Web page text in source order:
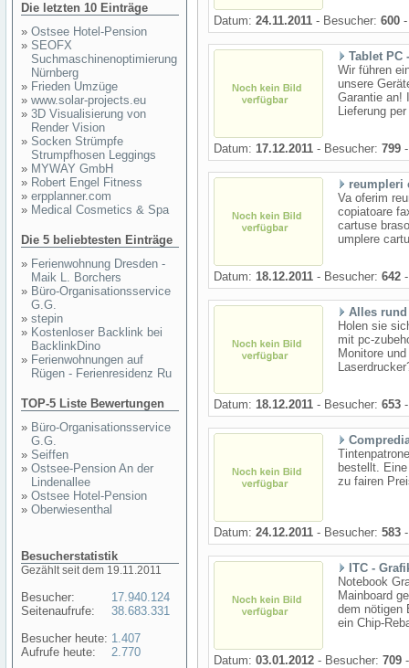
Die letzten 10 Einträge
» Ostsee Hotel-Pension
» SEOFX
Suchmaschinenoptimierung
Nürnberg
» Frieden Umzüge
» www.solar-projects.eu
» 3D Visualisierung von
Render Vision
» Socken Strümpfe
Strumpfhosen Leggings
» MYWAY GmbH
» Robert Engel Fitness
» erpplanner.com
» Medical Cosmetics & Spa
Die 5 beliebtesten Einträge
» Ferienwohnung Dresden -
Maik L. Borchers
» Büro-Organisationsservice
G.G.
» stepin
» Kostenloser Backlink bei
BacklinkDino
» Ferienwohnungen auf
Rügen - Ferienresidenz Ru
TOP-5 Liste Bewertungen
» Büro-Organisationsservice
G.G.
» Seiffen
» Ostsee-Pension An der
Lindenallee
» Ostsee Hotel-Pension
» Oberwiesenthal
Besucherstatistik
Gezählt seit dem 19.11.2011
Besucher:
Seitenaufrufe:
Besucher heute:
Aufrufe heute:
17.940.124
38.683.331
1.407
2.770
Datum: 24.11.2011 - Besucher: 600
Tablet PC
Wir führen
unsere
Garantie an!
Lieferung
Datum: 17.12.2011 - Besucher: 799
reumpleri
Va oferim
copiatoare
cartuse
umplere
Datum: 18.12.2011 - Besucher: 642
Alles rund
Holen sie
mit pc-
Monitore
Datum: 18.12.2011 - Besucher: 653
bestellt.
zu fairen
Datum: 24.12.2011 - Besucher: 583
ITC -
Notebook
Mainboard
dem nötigen
ein Chip-
Datum: 03.01.2012 - Besucher: 709